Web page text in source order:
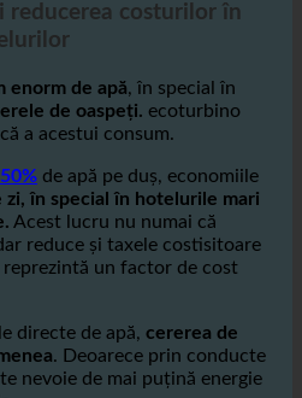
reducerea costurilor în
enorm de apă, în special în
de oaspeți. ecoturbino
a acestui consum.
de apă pe duș, economiile
zi, în special în hotelurile mari
Acest lucru nu numai că
reduce și taxele costisitoare
reprezintă un factor de cost
directe de apă, cererea de
. Deoarece prin conducte
nevoie de mai puțină energie